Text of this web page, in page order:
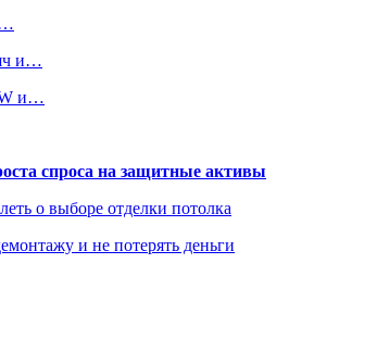
и…
и…
спроса на защитные активы
о выборе отделки потолка
и не потерять деньги